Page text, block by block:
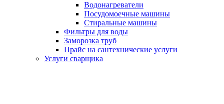
Водонагреватели
Посудомоечные машины
Стиральные машины
Фильтры для воды
Заморозка труб
Прайс на сантехнические услуги
Услуги сварщика